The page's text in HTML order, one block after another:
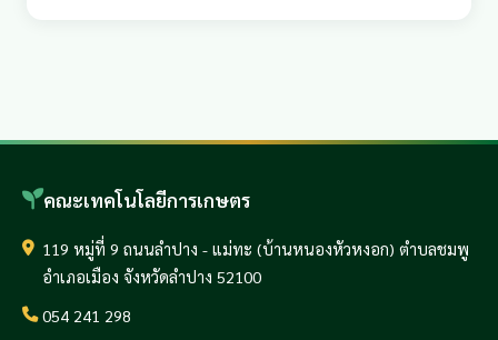
คณะเทคโนโลยีการเกษตร
119 หมู่ที่ 9 ถนนลำปาง - แม่ทะ (บ้านหนองหัวหงอก) ตำบลชมพู
อำเภอเมือง จังหวัดลำปาง 52100
054 241 298